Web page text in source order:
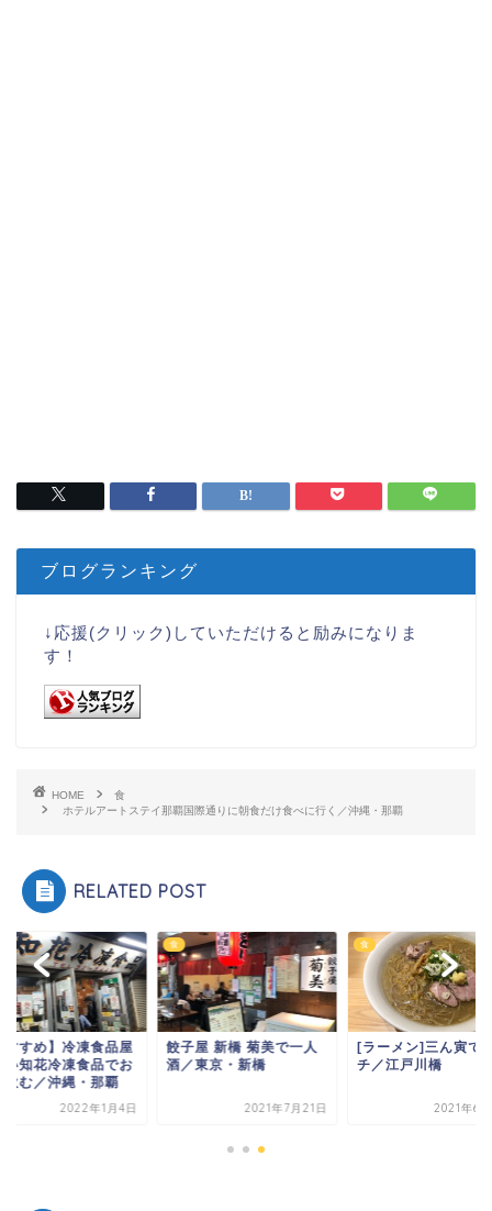
ブログランキング
↓応援(クリック)していただけると励みになりま
す！
HOME
食
ホテルアートステイ那覇国際通りに朝食だけ食べに行く／沖縄・那覇
RELATED POST
食
餃子屋 新橋 菊美で一人
酒／東京・新橋
2021年7月21日
食
[ラーメン]三ん寅でラン
チ／江戸川橋
2021年6月29日
食
【おすすめ
でない知花